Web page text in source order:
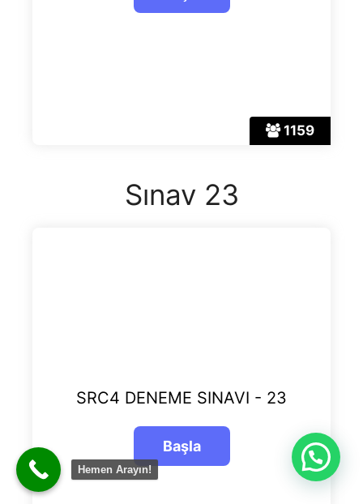
1159
Sınav 23
SRC4 DENEME SINAVI - 23
Hemen Arayın!